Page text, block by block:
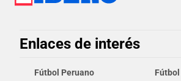
Enlaces de interés
Fútbol Peruano